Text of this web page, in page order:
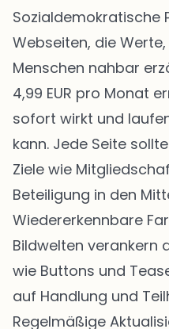
Sozialdemokratische
Webseiten, die
Menschen nahbar
4,99 EUR pro Monat
sofort wirkt und
kann. Jede Seite
Ziele wie
Beteiligung in den
Wiedererkennbare
Bildwelten verankern
wie Buttons und
auf Handlung und
Regelmäßige